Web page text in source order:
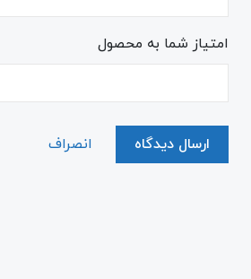
امتیاز شما به محصول
ارسال دیدگاه انصراف